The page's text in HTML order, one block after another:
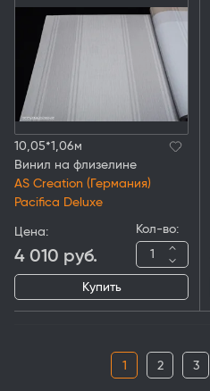
10,05*1,06м
Винил на флизелине
AS Creation (Германия)
Pacifica Deluxe
Цена:
4 010 руб.
Кол-во:
Купить
1 2 3